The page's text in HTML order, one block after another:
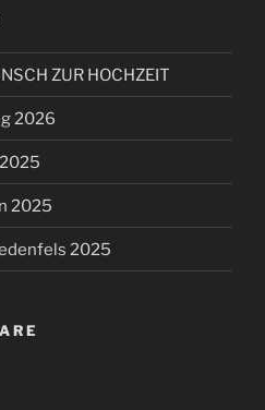
ZUR HOCHZEIT
2026
2025
2025